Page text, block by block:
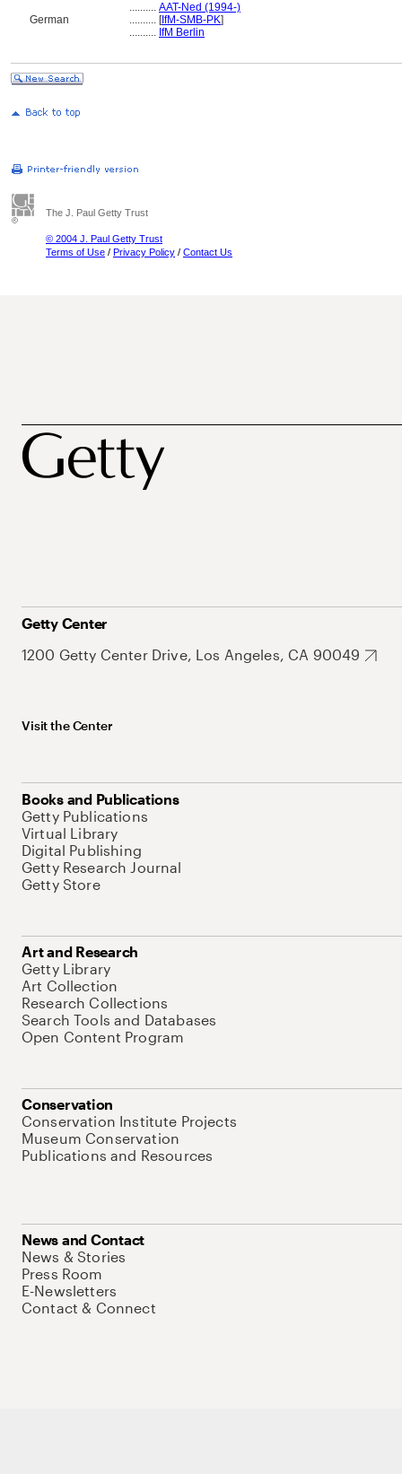
.......... AAT-Ned (1994-)
German
.......... [IfM-SMB-PK]
.......... IfM Berlin
The J. Paul Getty Trust
© 2004 J. Paul Getty Trust
Terms of Use / Privacy Policy / Contact Us
Getty Center
1200 Getty Center Drive, Los Angeles, CA 90049
Visit the Center
Books and Publications
Getty Publications
Virtual Library
Digital Publishing
Getty Research Journal
Getty Store
Art and Research
Getty Library
Art Collection
Research Collections
Search Tools and Databases
Open Content Program
Conservation
Conservation Institute Projects
Museum Conservation
Publications and Resources
News and Contact
News & Stories
Press Room
E-Newsletters
Contact & Connect